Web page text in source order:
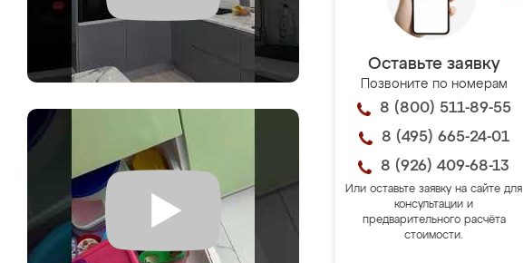
Оставьте заявку
Позвоните по номерам
8 (800) 511-89-55
8 (495) 665-24-01
8 (926) 409-68-13
Или оставьте заявку на сайте для
консультации и
предварительного расчёта
стоимости.